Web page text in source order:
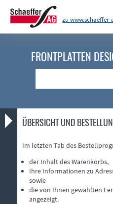
zu www.schaeffer-
FRONTPLATTEN
ÜBERSICHT UND
Im letzten Tab des
der Inhalt des Warenkorbs,
Ihre Informationen zu
sowie
die von Ihnen gewählten
angezeigt.